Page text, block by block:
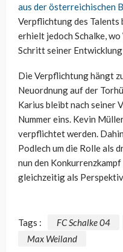
aus der österreichischen
Verpflichtung des
erhielt jedoch Schalke,
Schritt seiner
Die Verpflichtung hängt
Neuordnung auf der
Karius bleibt nach seiner
Nummer eins. Kevin
verpflichtet werden.
Podlech um die Rolle als
nun den
gleichzeitig als
Tags : FC Schalke 04
Max Weiland